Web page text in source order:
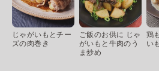
じゃがいもとチー
ズの肉巻き
ご飯のお供に じゃ
がいもと牛肉のう
ま炒め
鶏
い